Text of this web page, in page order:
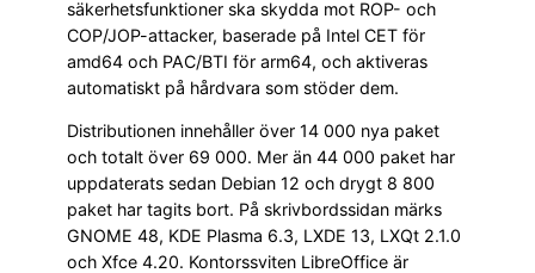
säkerhetsfunktioner ska skydda mot ROP- och
COP/JOP-attacker, baserade på Intel CET för
amd64 och PAC/BTI för arm64, och aktiveras
automatiskt på hårdvara som stöder dem.
Distributionen innehåller över 14 000 nya paket
och totalt över 69 000. Mer än 44 000 paket har
uppdaterats sedan Debian 12 och drygt 8 800
paket har tagits bort. På skrivbordssidan märks
GNOME 48, KDE Plasma 6.3, LXDE 13, LXQt 2.1.0
och Xfce 4.20. Kontorssviten LibreOffice är